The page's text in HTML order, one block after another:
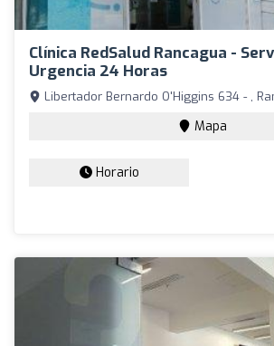
Clínica RedSalud Rancagua -
Urgencia 24 Horas
Libertador Bernardo O'Higgins 634 - ,
Mapa
Horario